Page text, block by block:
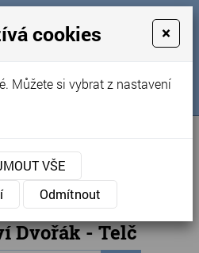
podmínky
kamenictví
nás na FB
obchod
Dvořák - Telč
cookies ×
Můžete si vybrat z nastavení
VŠE
Odmítnout